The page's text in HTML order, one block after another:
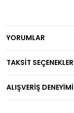
YORUMLAR
TAKSİT
ALIŞVERİŞ DENEYİMİ